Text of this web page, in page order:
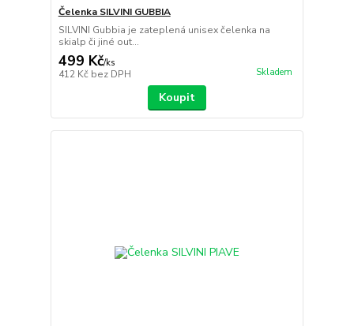
Čelenka SILVINI GUBBIA
SILVINI Gubbia je zateplená unisex čelenka na
skialp či jiné out...
499 Kč/ks
412 Kč bez DPH Skladem
Koupit